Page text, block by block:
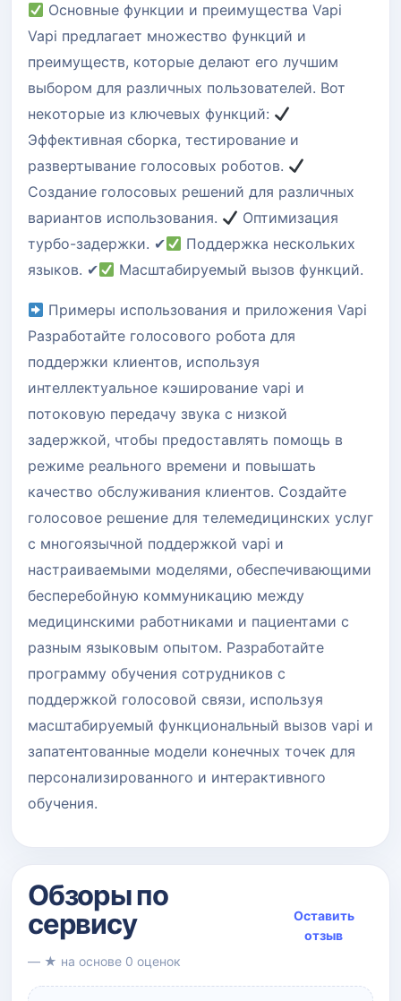
Основные функции и преимущества Vapi
Vapi предлагает множество функций и
преимуществ, которые делают его лучшим
выбором для различных пользователей. Вот
некоторые из ключевых функций:
Эффективная сборка, тестирование и
развертывание голосовых роботов.
Создание голосовых решений для различных
вариантов использования.
Оптимизация
турбо-задержки. ✔
Поддержка нескольких
языков. ✔
Масштабируемый вызов функций.
Примеры использования и приложения Vapi
Разработайте голосового робота для
поддержки клиентов, используя
интеллектуальное кэширование vapi и
потоковую передачу звука с низкой
задержкой, чтобы предоставлять помощь в
режиме реального времени и повышать
качество обслуживания клиентов. Создайте
голосовое решение для телемедицинских услуг
с многоязычной поддержкой vapi и
настраиваемыми моделями, обеспечивающими
бесперебойную коммуникацию между
медицинскими работниками и пациентами с
разным языковым опытом. Разработайте
программу обучения сотрудников с
поддержкой голосовой связи, используя
масштабируемый функциональный вызов vapi и
запатентованные модели конечных точек для
персонализированного и интерактивного
обучения.
Обзоры по
сервису
— ★ на основе 0 оценок
Оставить
отзыв